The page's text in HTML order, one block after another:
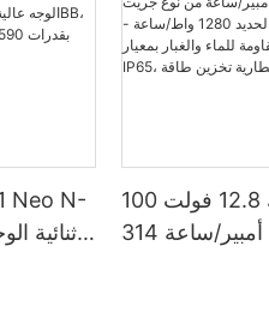
بطارية فوكستك 12.8 فولت 100
أمبير/ساعة 205 أمبير/ساعة 314